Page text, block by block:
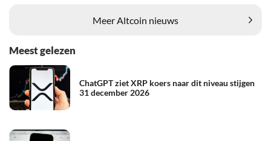
Meer Altcoin nieuws
Meest gelezen
ChatGPT ziet XRP koers naar dit niveau stijgen
31 december 2026